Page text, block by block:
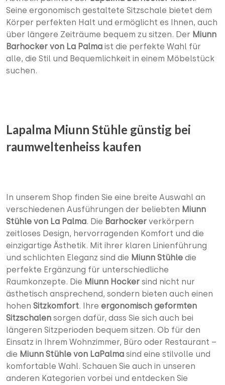
Seine ergonomisch gestaltete Sitzschale bietet dem
Körper perfekten Halt und ermöglicht es Ihnen, auch
über längere Zeiträume bequem zu sitzen. Der Miunn
Barhocker von La Palma ist die perfekte Wahl für
alle, die Stil und Bequemlichkeit in einem Möbelstück
suchen.
Lapalma Miunn Stühle günstig bei
raumweltenheiss kaufen
In unserem Shop finden Sie eine breite Auswahl an
verschiedenen Ausführungen der beliebten Miunn
Stühle von La Palma. Die Barhocker verkörpern
zeitloses Design, hervorragenden Komfort und die
einzigartige Ästhetik. Mit ihrer klaren Linienführung
und schlichten Eleganz sind die Miunn Stühle die
perfekte Ergänzung für unterschiedliche
Raumkonzepte. Die Miunn Hocker sind nicht nur
ästhetisch ansprechend, sondern bieten auch einen
hohen Sitzkomfort. Ihre ergonomisch geformten
Sitzschalen sorgen dafür, dass Sie sich auch bei
längeren Sitzperioden bequem sitzen. Ob für den
Einsatz in Ihrem Wohnzimmer, Büro oder Restaurant –
die Miunn Stühle von LaPalma sind eine stilvolle und
komfortable Wahl. Schauen Sie auch in unseren
anderen Kategorien vorbei und entdecken Sie